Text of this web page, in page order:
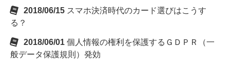
2018/06/15 スマホ決済時代のカード選びはこうす
る？
2018/06/01 個人情報の権利を保護するＧＤＰＲ（一
般データ保護規則）発効